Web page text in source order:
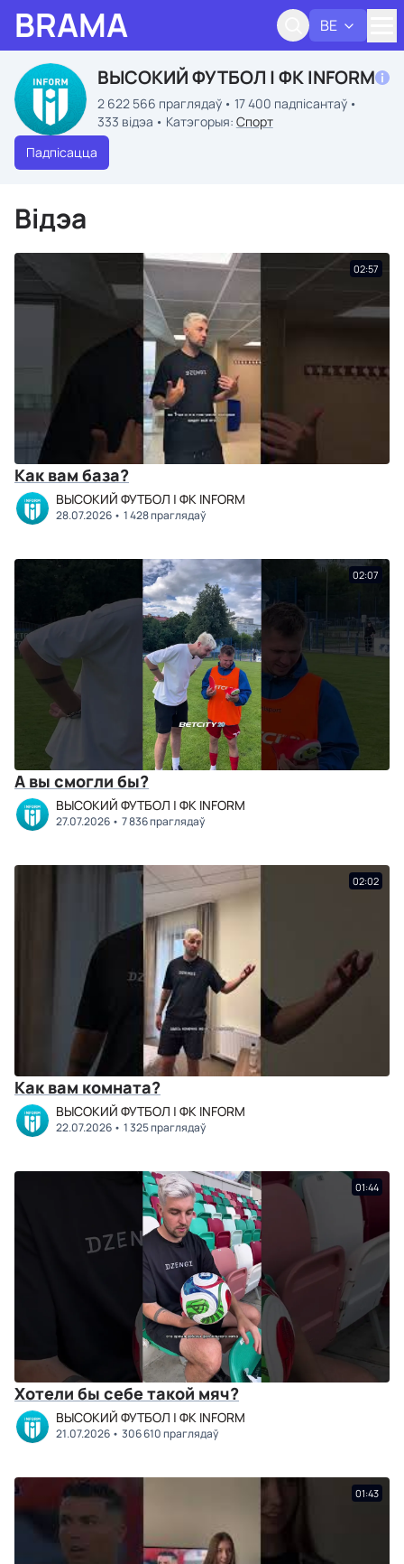
BRAMA BE
ВЫСОКИЙ ФУТБОЛ | ФК INFORM
2 622 566 праглядаў
17 400 падпісантаў
333 відэа
Катэгорыя: Спорт
Падпісацца
Відэа
02:57
Как вам база?
ВЫСОКИЙ ФУТБОЛ | ФК INFORM
28.07.2026 1 428 праглядаў
02:07
А вы смогли бы?
ВЫСОКИЙ ФУТБОЛ | ФК INFORM
27.07.2026 7 836 праглядаў
02:02
Как вам комната?
ВЫСОКИЙ ФУТБОЛ | ФК INFORM
22.07.2026 1 325 праглядаў
01:44
Хотели бы себе такой мяч?
ВЫСОКИЙ ФУТБОЛ | ФК INFORM
21.07.2026 306 610 праглядаў
01:43